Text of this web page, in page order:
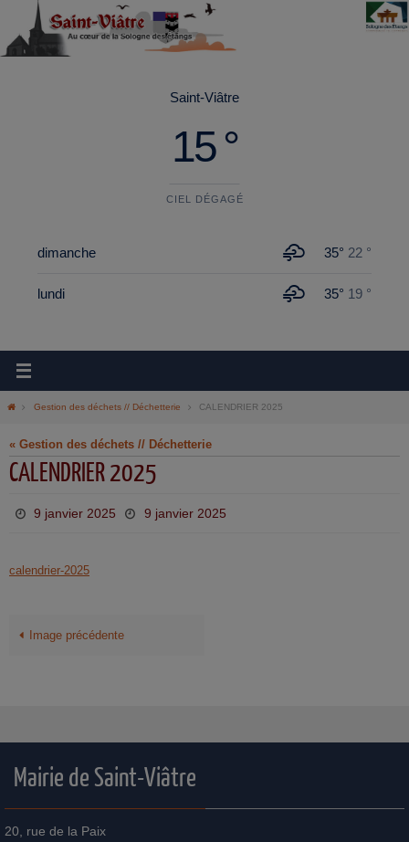
principal
Saint-Viâtre
15 °
CIEL DÉGAGÉ
dimanche 35° 22 °
lundi 35° 19 °
Gestion des déchets // Déchetterie CALENDRIER 2025
« Gestion des déchets // Déchetterie
CALENDRIER 2025
9 janvier 2025 9 janvier 2025
calendrier-2025
Image précédente
Mairie de Saint-Viâtre
20, rue de la Paix